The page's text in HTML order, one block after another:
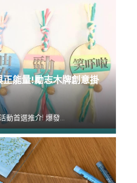
正能量!勵志木牌創意掛
動首選推介! 爆發...